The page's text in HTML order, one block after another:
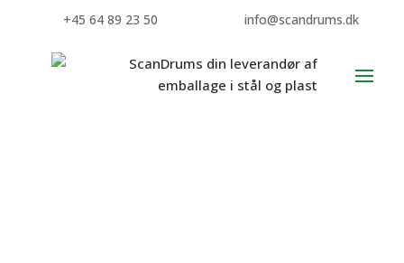
+45 64 89 23 50 info@scandrums.dk